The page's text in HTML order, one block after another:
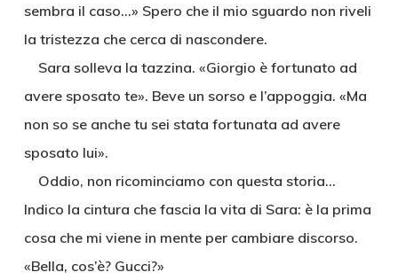
sembra il caso…» Spero che il mio sguardo non riveli
la tristezza che cerca di nascondere.
Sara solleva la tazzina. «Giorgio è fortunato ad
avere sposato te». Beve un sorso e l’appoggia. «Ma
non so se anche tu sei stata fortunata ad avere
sposato lui».
Oddio, non ricominciamo con questa storia…
Indico la cintura che fascia la vita di Sara: è la prima
cosa che mi viene in mente per cambiare discorso.
«Bella, cos’è? Gucci?»